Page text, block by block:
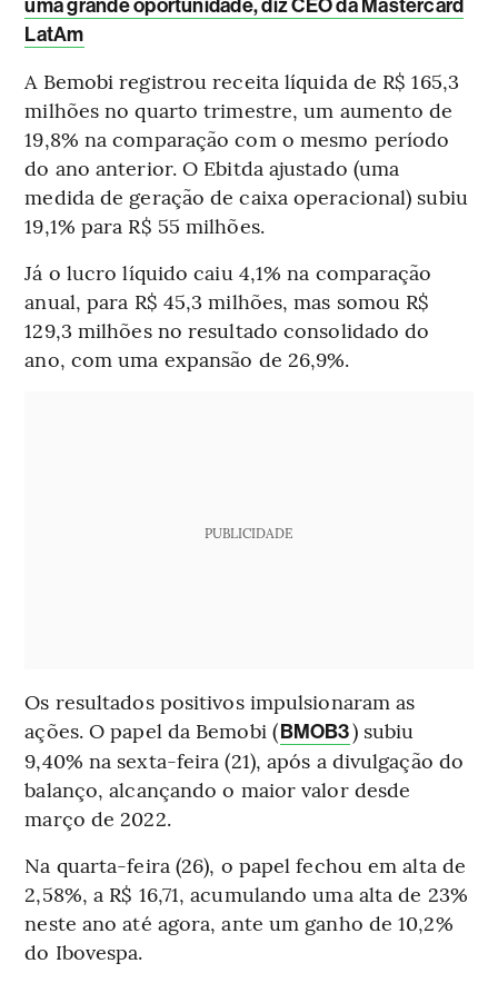
uma grande oportunidade, diz CEO da Mastercard
LatAm
A Bemobi registrou receita líquida de R$ 165,3
milhões no quarto trimestre, um aumento de
19,8% na comparação com o mesmo período
do ano anterior. O Ebitda ajustado (uma
medida de geração de caixa operacional) subiu
19,1% para R$ 55 milhões.
Já o lucro líquido caiu 4,1% na comparação
anual, para R$ 45,3 milhões, mas somou R$
129,3 milhões no resultado consolidado do
ano, com uma expansão de 26,9%.
PUBLICIDADE
Os resultados positivos impulsionaram as
ações. O papel da Bemobi (BMOB3) subiu
9,40% na sexta-feira (21), após a divulgação do
balanço, alcançando o maior valor desde
março de 2022.
Na quarta-feira (26), o papel fechou em alta de
2,58%, a R$ 16,71, acumulando uma alta de 23%
neste ano até agora, ante um ganho de 10,2%
do Ibovespa.